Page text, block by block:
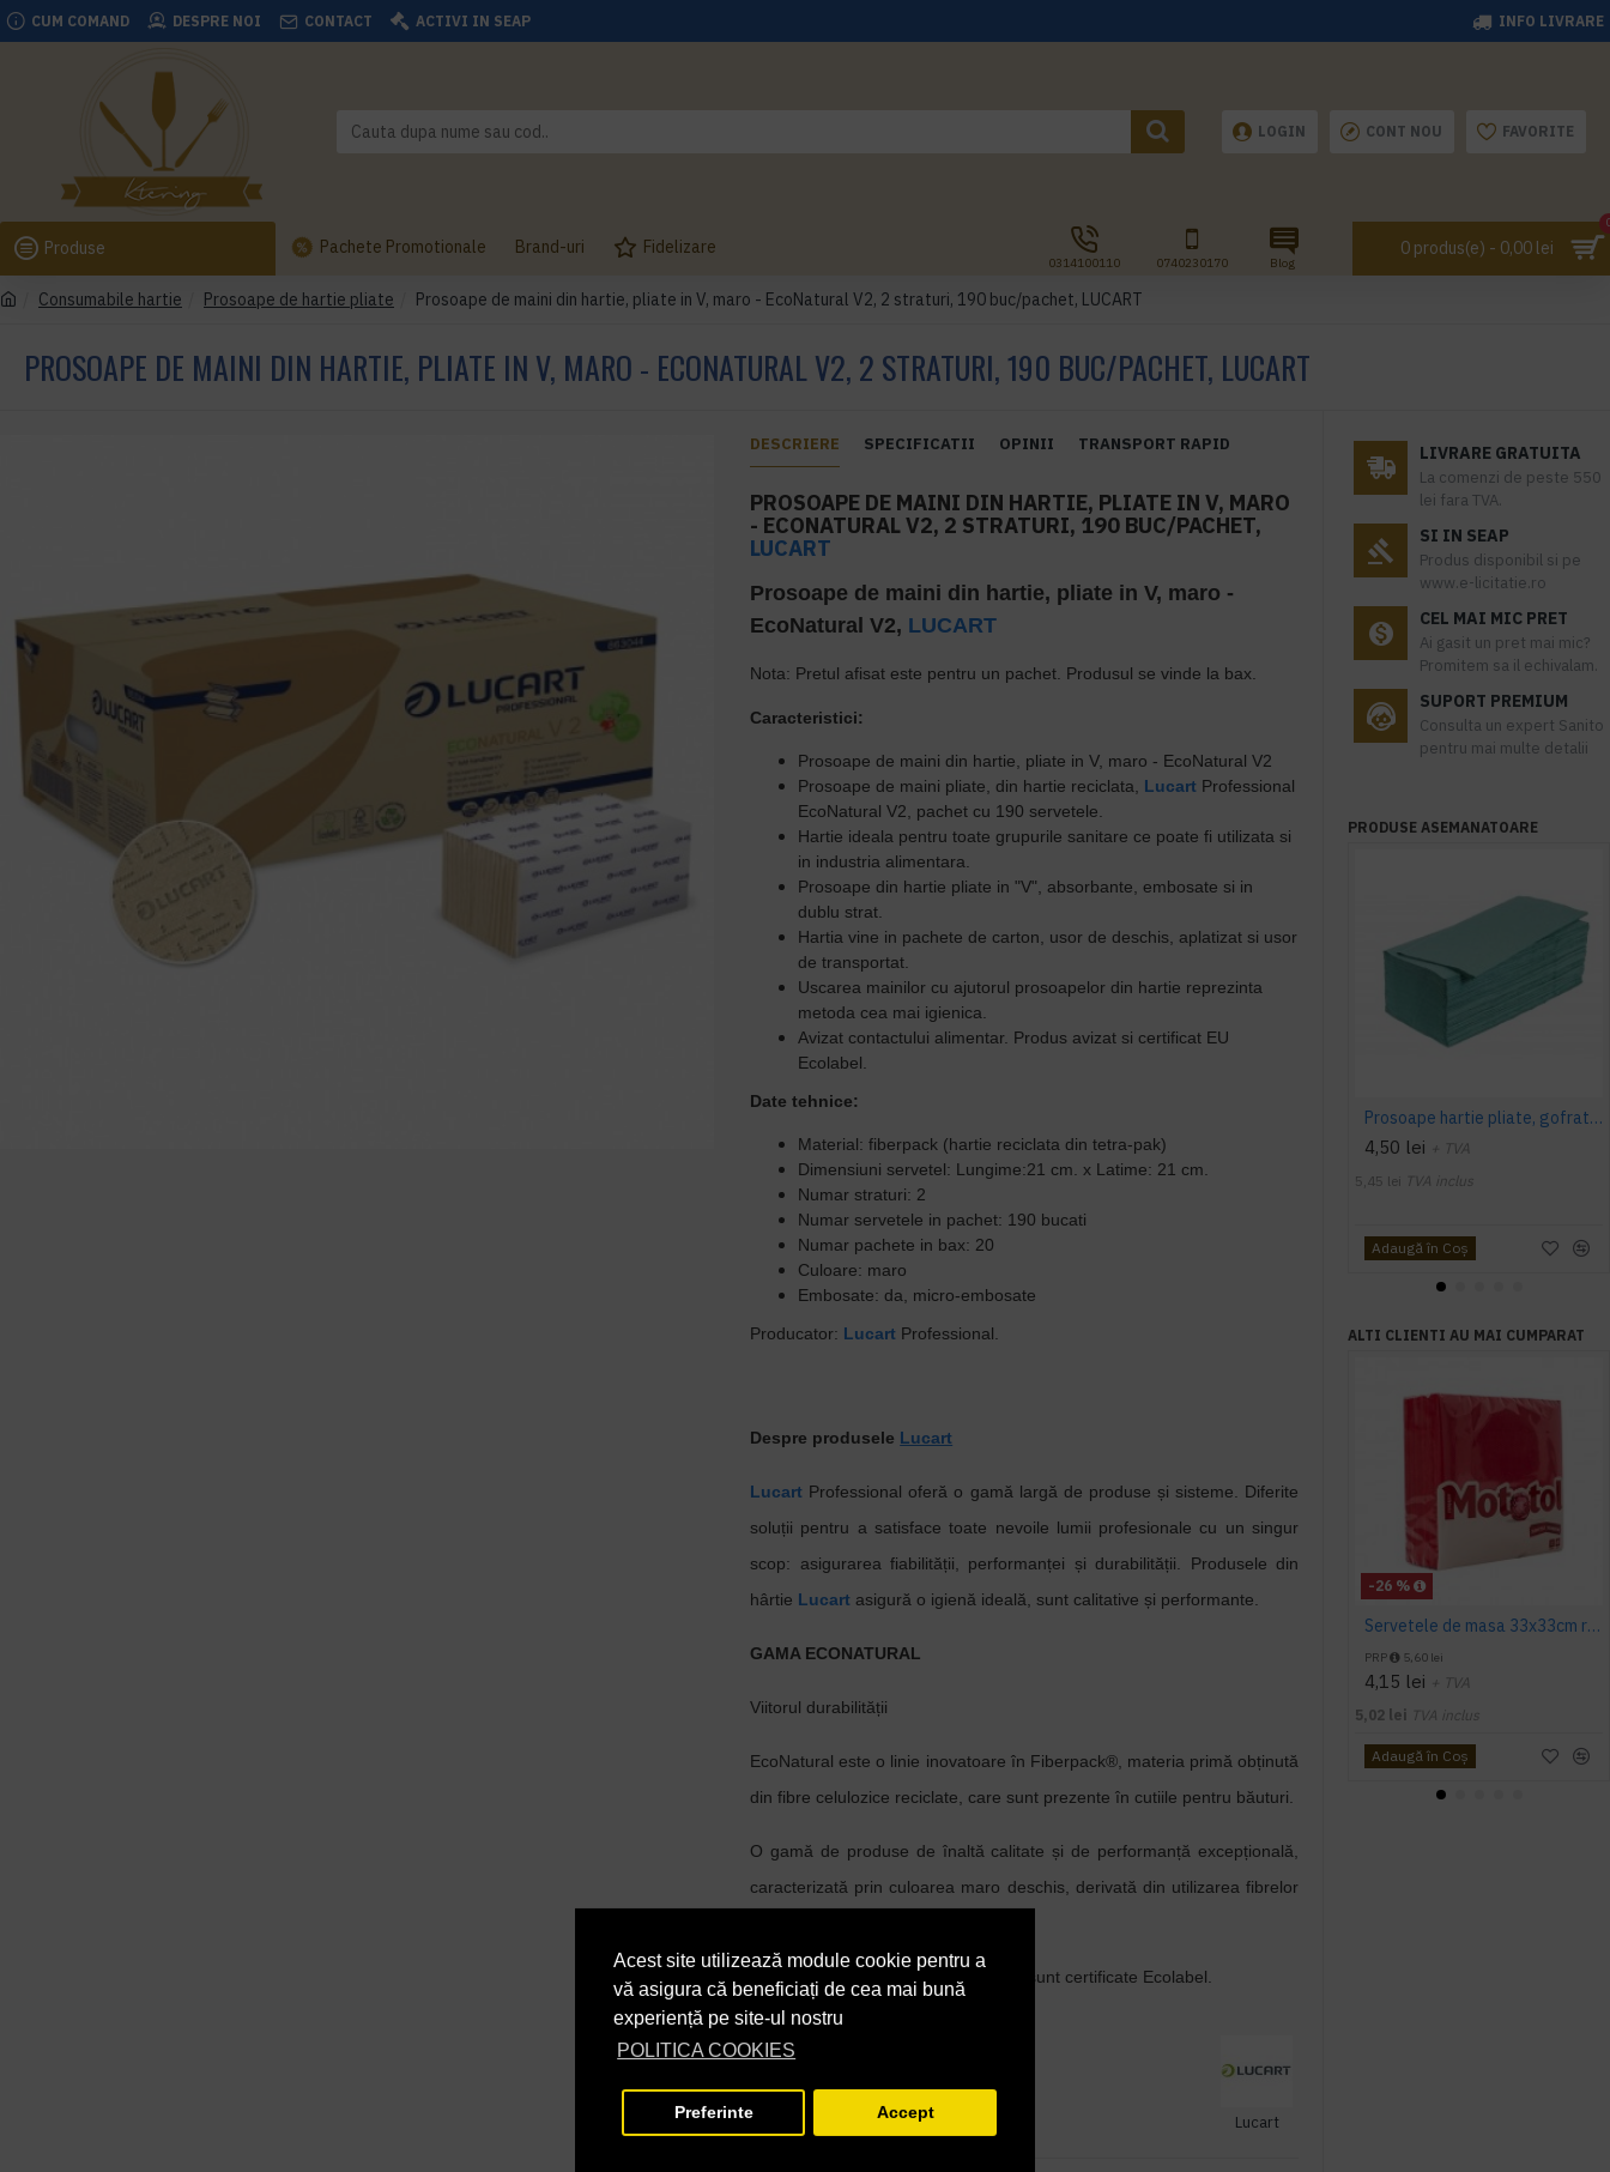
Acest site utilizează module cookie pentru a
vă asigura că beneficiați de cea mai bună
experiență pe site-ul nostru
POLITICA COOKIES
Preferinte Accept
CUM COMAND DESPRE NOI CONTACT ACTIVI IN SEAP INFO LIVRARE
LOGIN CONT NOU FAVORITE
Produse Pachete Promotionale Brand-uri Fidelizare
0314100110 0740230170 Blog
0 produs(e) - 0,00 lei
Consumabile hartie Prosoape de hartie pliate Prosoape de maini din hartie, pliate in V, maro - EcoNatural V2, 2 straturi, 190 buc/pachet, LUCART
PROSOAPE DE MAINI DIN HARTIE, PLIATE IN V, MARO - ECONATURAL V2, 2 STRATURI, 190 BUC/PACHET, LUCART
DESCRIERE SPECIFICATII OPINII TRANSPORT RAPID
PROSOAPE DE MAINI DIN HARTIE, PLIATE IN V, MARO
- ECONATURAL V2, 2 STRATURI, 190 BUC/PACHET,
LUCART
Prosoape de maini din hartie, pliate in V, maro -
EcoNatural V2, LUCART
Nota: Pretul afisat este pentru un pachet. Produsul se vinde la bax.
Caracteristici:
Prosoape de maini din hartie, pliate in V, maro - EcoNatural V2
Prosoape de maini pliate, din hartie reciclata, Lucart Professional
EcoNatural V2, pachet cu 190 servetele.
Hartie ideala pentru toate grupurile sanitare ce poate fi utilizata si
in industria alimentara.
Prosoape din hartie pliate in "V", absorbante, embosate si in
dublu strat.
Hartia vine in pachete de carton, usor de deschis, aplatizat si usor
de transportat.
Uscarea mainilor cu ajutorul prosoapelor din hartie reprezinta
metoda cea mai igienica.
Avizat contactului alimentar. Produs avizat si certificat EU
Ecolabel.
Date tehnice:
Material: fiberpack (hartie reciclata din tetra-pak)
Dimensiuni servetel: Lungime:21 cm. x Latime: 21 cm.
Numar straturi: 2
Numar servetele in pachet: 190 bucati
Numar pachete in bax: 20
Culoare: maro
Embosate: da, micro-embosate
Producator: Lucart Professional.
Despre produsele Lucart
Lucart Professional oferă o gamă largă de produse și sisteme. Diferite
soluții pentru a satisface toate nevoile lumii profesionale cu un singur
scop: asigurarea fiabilității, performanței și durabilității. Produsele din
hârtie Lucart asigură o igienă ideală, sunt calitative și performante.
GAMA ECONATURAL
Viitorul durabilității
EcoNatural este o linie inovatoare în Fiberpack®, materia primă obținută
din fibre celulozice reciclate, care sunt prezente în cutiile pentru băuturi.
O gamă de produse de înaltă calitate și de performanță excepțională,
caracterizată prin culoarea maro deschis, derivată din utilizarea fibrelor
Toate produsele din linia EcoNatural sunt certificate Ecolabel.
DISPONIBILITATE:
Lucart
LIVRARE GRATUITA
La comenzi de peste 550
lei fara TVA.
SI IN SEAP
Produs disponibil si pe
www.e-licitatie.ro
CEL MAI MIC PRET
Ai gasit un pret mai mic?
Promitem sa il echivalam.
SUPORT PREMIUM
Consulta un expert Sanito
pentru mai multe detalii
PRODUSE ASEMANATOARE
Prosoape hartie pliate, gofrate, verzi, 25 x 23 cm, V fold, 1 strat, AQAS, 250 buc/pachet
4,50 lei + TVA
5,45 lei TVA inclus
Adaugă în Coş
ALTI CLIENTI AU MAI CUMPARAT
-26 %
Servetele de masa 33x33cm rosii, 2 straturi, Mototol, 40 buc/pac
PRP 5,60 lei
4,15 lei + TVA
5,02 lei TVA inclus
Adaugă în Coş